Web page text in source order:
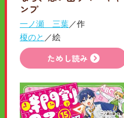
ンプ
一ノ瀬 三葉／作
榎のと ／絵
ためし読み